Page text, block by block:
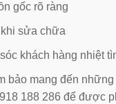
gốc rõ ràng
khi sửa chữa
khách hàng nhiệt
bảo mang đến
188 286 để được